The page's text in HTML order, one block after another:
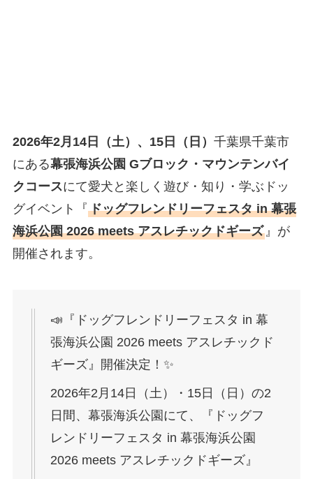
2026年2月14日（土）、15日（日） 千葉県千葉市
にある幕張海浜公園 Gブロック・マウンテンバイ
クコースにて愛犬と楽しく遊び・知り・学ぶドッ
グイベント『ドッグフレンドリーフェスタ in 幕張
海浜公園 2026 meets アスレチックドギーズ』が
開催されます。
📣『ドッグフレンドリーフェスタ in 幕
張海浜公園 2026 meets アスレチックド
ギーズ』開催決定！✨
2026年2月14日（土）・15日（日）の2
日間、幕張海浜公園にて、『ドッグフ
レンドリーフェスタ in 幕張海浜公園
2026 meets アスレチックドギーズ』